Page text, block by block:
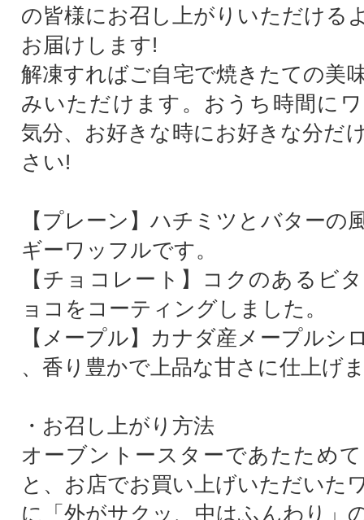
の皆様にお召し上がりいただける
お届けします!
解凍すればご自宅で焼きたての美
みいただけます。おうち時間に
気分、お好きな時にお好きな分だ
さい!
【プレーン】ハチミツとバターの
ギーワッフルです。
【チョコレート】コクのあるビ
ョコをコーティングしました。
【メープル】カナダ産メープルシ
、香り豊かで上品な甘さに仕上げ
・お召し上がり方法
オーブントースターであたため
と、お店でお買い上げいただいた
に「外がサクッ、中はふんわり」